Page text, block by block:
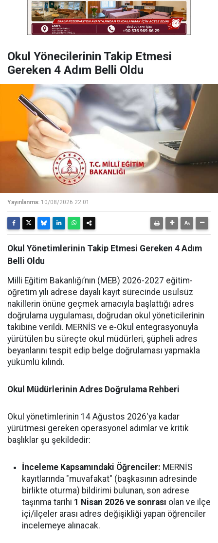
Okul Yönecilerinin Takip Etmesi
Gereken 4 Adım Belli Oldu
Yayınlanma: 10/08/2026 22:01
Okul Yönetimlerinin Takip Etmesi Gereken 4 Adım
Belli Oldu
Milli Eğitim Bakanlığı’nın (MEB) 2026-2027 eğitim-
öğretim yılı adrese dayalı kayıt sürecinde usulsüz
nakillerin önüne geçmek amacıyla başlattığı adres
doğrulama uygulaması, doğrudan okul yöneticilerinin
takibine verildi. MERNİS ve e-Okul entegrasyonuyla
yürütülen bu süreçte okul müdürleri, şüpheli adres
beyanlarını tespit edip belge doğrulaması yapmakla
yükümlü kılındı.
Okul Müdürlerinin Adres Doğrulama Rehberi
Okul yönetimlerinin 14 Ağustos 2026'ya kadar
yürütmesi gereken operasyonel adımlar ve kritik
başlıklar şu şekildedir:
İnceleme Kapsamındaki Öğrenciler: MERNİS
kayıtlarında "muvafakat" (başkasının adresinde
birlikte oturma) bildirimi bulunan, son adrese
taşınma tarihi 1 Nisan 2026 ve sonrası olan ve ilçe
içi/ilçeler arası adres değişikliği yapan öğrenciler
incelemeye alınacak.